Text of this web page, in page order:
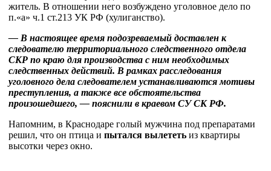
житель. В отношении него возбуждено уголовное дело по
п.«а» ч.1 ст.213 УК РФ (хулиганство).
— В настоящее время подозреваемый доставлен к
следователю территориального следственного отдела
СКР по краю для производства с ним необходимых
следственных действий. В рамках расследования
уголовного дела следователем устанавливаются мотивы
преступления, а также все обстоятельства
произошедшего, — пояснили в краевом СУ СК РФ.
Напомним, в Краснодаре голый мужчина под препаратами
решил, что он птица и пытался вылететь из квартиры
высотки через окно.